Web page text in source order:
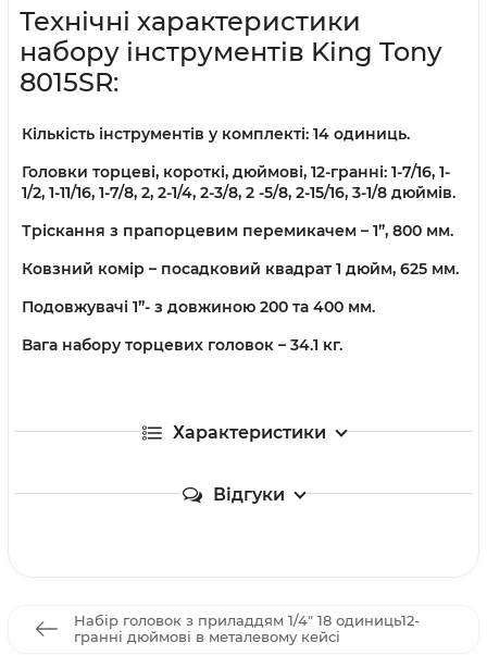
Технічні характеристики
набору інструментів King Tony
8015SR:
Кількість інструментів у комплекті: 14 одиниць.
Головки торцеві, короткі, дюймові, 12-гранні: 1-7/16, 1-
1/2, 1-11/16, 1-7/8, 2, 2-1/4, 2-3/8, 2 -5/8, 2-15/16, 3-1/8 дюймів.
Тріскання з прапорцевим перемикачем – 1”, 800 мм.
Ковзний комір – посадковий квадрат 1 дюйм, 625 мм.
Подовжувачі 1”- з довжиною 200 та 400 мм.
Вага набору торцевих головок – 34.1 кг.
Характеристики
Відгуки
Набір головок з приладдям 1/4" 18 одиниць12-
гранні дюймові в металевому кейсі